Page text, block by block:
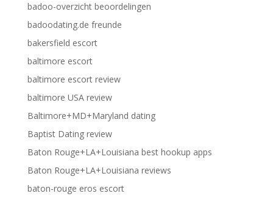
badoo-overzicht beoordelingen
badoodating.de freunde
bakersfield escort
baltimore escort
baltimore escort review
baltimore USA review
Baltimore+MD+Maryland dating
Baptist Dating review
Baton Rouge+LA+Louisiana best hookup apps
Baton Rouge+LA+Louisiana reviews
baton-rouge eros escort